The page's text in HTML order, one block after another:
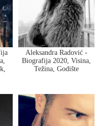
Aleksandra Radović -
Biografija 2020, Visina,
Težina, Godište